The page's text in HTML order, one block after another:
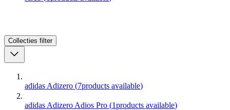
Collecties filter
adidas Adizero (7products available)
adidas Adizero Adios Pro (1products available)